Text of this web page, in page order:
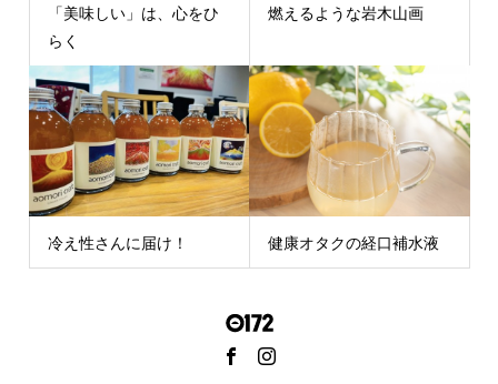
「美味しい」は、心をひ
らく
燃えるような岩木山画
冷え性さんに届け！ 健康オタクの経口補水液